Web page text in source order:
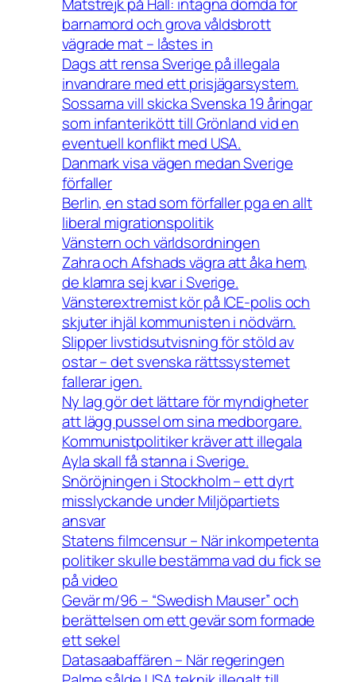
barnamord och grova våldsbrott
vägrade mat – låstes in
Dags att rensa Sverige på illegala
invandrare med ett prisjägarsystem.
Sossarna vill skicka Svenska 19 åringar
som infanterikött till Grönland vid en
eventuell konflikt med USA.
Danmark visa vägen medan Sverige
förfaller
Berlin, en stad som förfaller pga en allt
liberal migrationspolitik
Vänstern och världsordningen
Zahra och Afshads vägra att åka hem,
de klamra sej kvar i Sverige.
Vänsterextremist kör på ICE-polis och
skjuter ihjäl kommunisten i nödvärn.
Slipper livstidsutvisning för stöld av
ostar – det svenska rättssystemet
fallerar igen.
Ny lag gör det lättare för myndigheter
att lägg pussel om sina medborgare.
Kommunistpolitiker kräver att illegala
Ayla skall få stanna i Sverige.
Snöröjningen i Stockholm – ett dyrt
misslyckande under Miljöpartiets
ansvar
Statens filmcensur – När inkompetenta
politiker skulle bestämma vad du fick se
på video
Gevär m/96 – “Swedish Mauser” och
berättelsen om ett gevär som formade
ett sekel
Datasaabaffären – När regeringen